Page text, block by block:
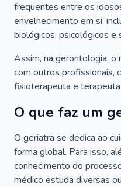
frequentes entre os
envelhecimento em si,
biológicos, psicológicos e
Assim, na gerontologia, o
com outros profissionais,
fisioterapeuta e terapeuta
O que faz um
O geriatra se dedica ao
forma global. Para isso,
conhecimento do
médico estuda diversas